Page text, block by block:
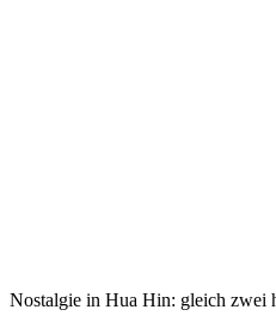
Nostalgie in Hua Hin: gleich zwei